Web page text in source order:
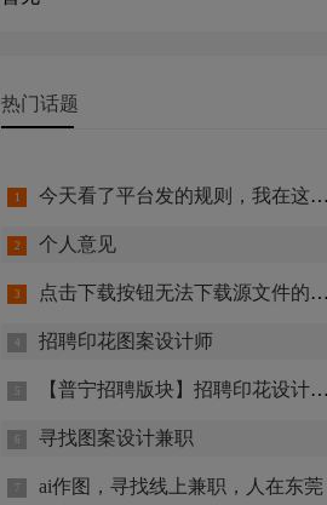
热门话题
今天看了平台发的规则，我在这里发表我的看法
个人意见
点击下载按钮无法下载源文件的情况，请查阅该帮助文件
招聘印花图案设计师
【普宁招聘版块】招聘印花设计师多名。长期更新岗位，福利好，待遇优，即刻上岗！（免费代发招聘）
寻找图案设计兼职
ai作图，寻找线上兼职，人在东莞